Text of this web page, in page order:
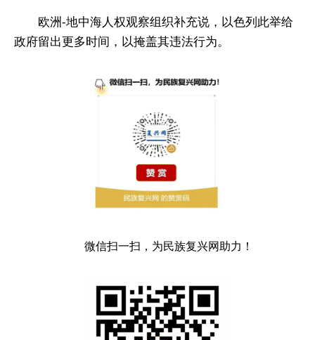
欧洲-地中海人权观察组织补充说，以色列此举给
政府留出更多时间，以掩盖其违法行为。
微信扫一扫，为民族复兴网助力！